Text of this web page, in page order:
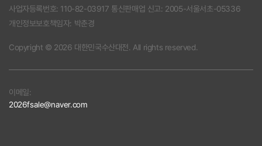
사업자등록번호: 110-82-03917 통신판매업 신고: 2005-서울서초-05336
개인정보보호책임자: 박춘경
Copyright © 2026 대한민국수산대전. All rights reserved.
이메일:
2026fsale@naver.com